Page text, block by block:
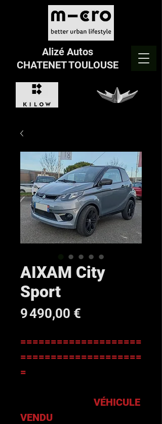
Alizé Autos
CHATENET TOULOUSE
AIXAM City
Sport
9 490,00 €
====================
====================
=
VÉHICULE
VENDU